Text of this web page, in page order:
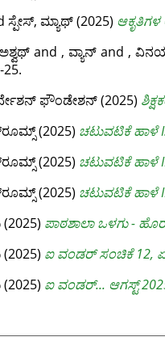
ಸ್ಪೇಸ್‌, ಮ್ಯಾಥ್‌(2025) ಆಕೃತಿಗಳ
and , ವ್ಯಾನ್and ,
25.
ಫೌಂಡೇಶನ್‌(2025)
(2025) ಚಟುವಟಿಕೆ ಹಾಳೆ
(2025) ಚಟುವಟಿಕೆ ಹಾಳೆ
(2025) ಚಟುವಟಿಕೆ ಹಾಳೆ
(2025) ಪಾಠಶಾಲಾ ಒಳಗು -
(2025) ಐ ವಂಡರ್‌ ಸಂಚಿಕೆ 12,
(2025) ಐ ವಂಡರ್‌... ಆಗಸ್ಟ್‌